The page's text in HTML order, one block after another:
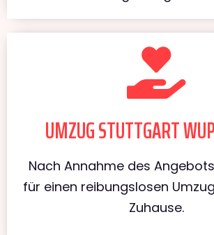
UMZUG STUTTGART
Nach Annahme des
für einen reibungslosen
Zuhause.